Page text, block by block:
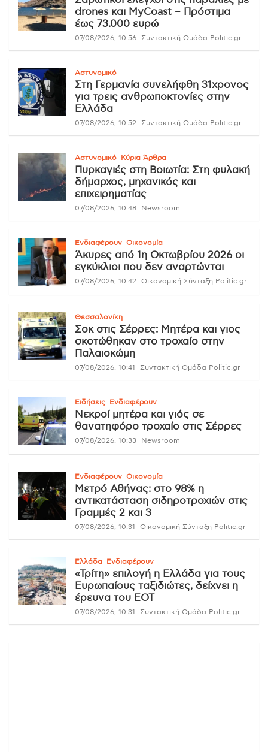
drones και MyCoast – Πρόστιμα
έως 73.000 ευρώ
07/08/2026, 10:56 Συντακτική Ομάδα Politic.gr
Αστυνομικό
Στη Γερμανία συνελήφθη 31χρονος
για τρεις ανθρωποκτονίες στην
Ελλάδα
07/08/2026, 10:52 Συντακτική Ομάδα Politic.gr
Αστυνομικό Κύρια Άρθρα
Πυρκαγιές στη Βοιωτία: Στη φυλακή
δήμαρχος, μηχανικός και
επιχειρηματίας
07/08/2026, 10:48 Newsroom
Ενδιαφέρουν Οικονομία
Άκυρες από 1η Οκτωβρίου 2026 οι
εγκύκλιοι που δεν αναρτώνται
07/08/2026, 10:42 Οικονομική Σύνταξη Politic.gr
Θεσσαλονίκη
Σοκ στις Σέρρες: Μητέρα και γιος
σκοτώθηκαν στο τροχαίο στην
Παλαιοκώμη
07/08/2026, 10:41 Συντακτική Ομάδα Politic.gr
Ειδήσεις Ενδιαφέρουν
Νεκροί μητέρα και γιός σε
θανατηφόρο τροχαίο στις Σέρρες
07/08/2026, 10:33 Newsroom
Ενδιαφέρουν Οικονομία
Μετρό Αθήνας: στο 98% η
αντικατάσταση σιδηροτροχιών στις
Γραμμές 2 και 3
07/08/2026, 10:31 Οικονομική Σύνταξη Politic.gr
Ελλάδα Ενδιαφέρουν
«Τρίτη» επιλογή η Ελλάδα για τους
Ευρωπαίους ταξιδιώτες, δείχνει η
έρευνα του ΕΟΤ
07/08/2026, 10:31 Συντακτική Ομάδα Politic.gr